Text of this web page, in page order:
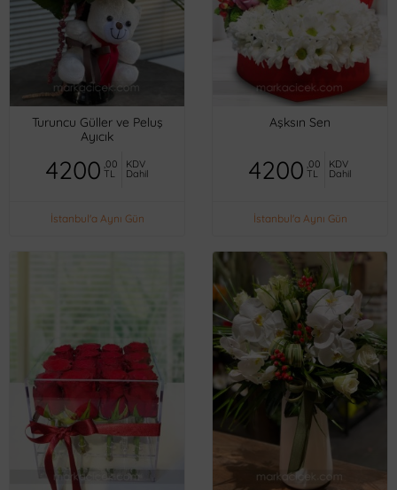
Turuncu Güller ve Peluş
Ayıcık
4200 ,00
TL
KDV
Dahil
İstanbul'a Aynı Gün
Aşksın Sen
4200 ,00
TL
KDV
Dahil
İstanbul'a Aynı Gün